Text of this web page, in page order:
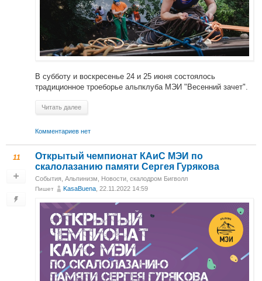
В субботу и воскресенье 24 и 25 июня состоялось
традиционное троеборье альпклуба МЭИ "Весенний зачет".
Читать далее
Комментариев нет
11
Открытый чемпионат КАиС МЭИ по
скалолазанию памяти Сергея Гурякова
События Альпинизм Новости скалодром Бигволл
Пишет KasaBuena , 22.11.2022 14:59